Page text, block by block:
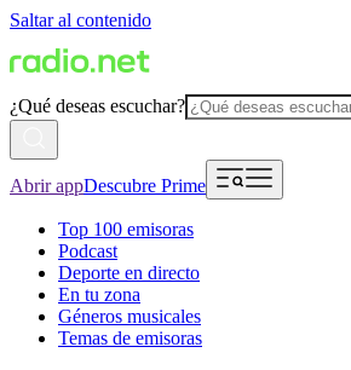
Saltar al contenido
¿Qué deseas escuchar?
Abrir appDescubre Prime
Top 100 emisoras
Podcast
Deporte en directo
En tu zona
Géneros musicales
Temas de emisoras